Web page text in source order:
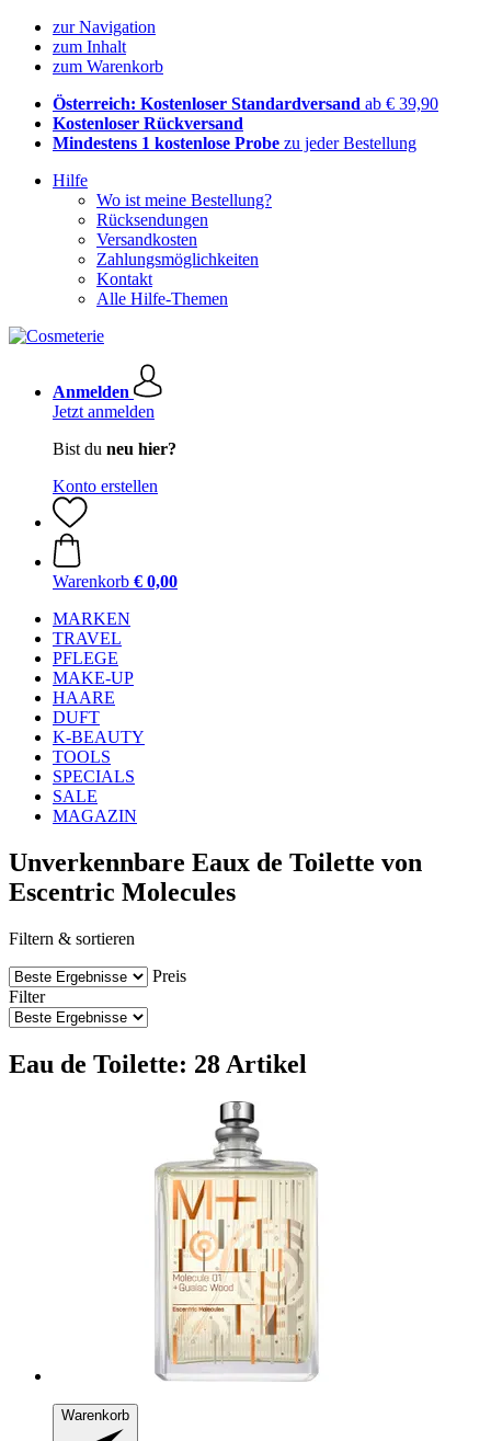
zur Navigation
zum Inhalt
zum Warenkorb
Österreich: Kostenloser Standardversand ab € 39,90
Kostenloser Rückversand
Mindestens 1 kostenlose Probe zu jeder Bestellung
Hilfe
Wo ist meine Bestellung?
Rücksendungen
Versandkosten
Zahlungsmöglichkeiten
Kontakt
Alle Hilfe-Themen
Anmelden
Jetzt anmelden
Bist du neu hier?
Konto erstellen
Warenkorb € 0,00
MARKEN
TRAVEL
PFLEGE
MAKE-UP
HAARE
DUFT
K-BEAUTY
TOOLS
SPECIALS
SALE
MAGAZIN
Unverkennbare Eaux de Toilette von
Escentric Molecules
Filtern & sortieren
Preis
Filter
Eau de Toilette: 28 Artikel
Warenkorb